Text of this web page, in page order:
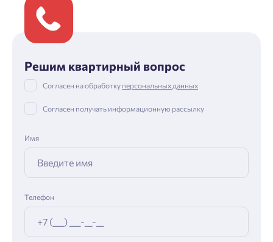
Решим квартирный вопрос
Согласен на обработку персональных данных
Согласен получать информационную рассылку
Имя
Телефон